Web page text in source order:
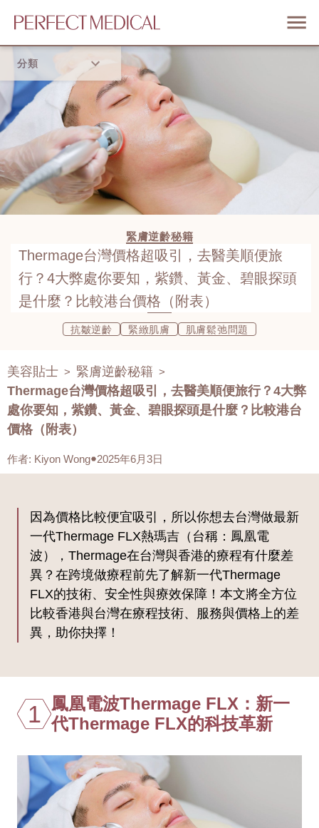
分類
首頁
流行趨勢
緊膚逆齡秘籍
Thermage台灣價格超吸引，去醫美順便旅
行？4大弊處你要知，紫鑽、黃金、碧眼探頭
是什麼？比較港台價格（附表）
抗皺逆齡 緊緻肌膚 肌膚鬆弛問題
美容貼士 > 緊膚逆齡秘籍 >
Thermage台灣價格超吸引，去醫美順便旅行？4大弊
處你要知，紫鑽、黃金、碧眼探頭是什麼？比較港台
價格（附表）
作者: Kiyon Wong 2025年6月3日
因為價格比較便宜吸引，所以你想去台灣做最新
一代Thermage FLX熱瑪吉（台稱：鳳凰電
波），Thermage在台灣與香港的療程有什麼差
異？在跨境做療程前先了解新一代Thermage
FLX的技術、安全性與療效保障！本文將全方位
比較香港與台灣在療程技術、服務與價格上的差
異，助你抉擇！
1
鳳凰電波Thermage FLX：新一
代Thermage FLX的科技革新